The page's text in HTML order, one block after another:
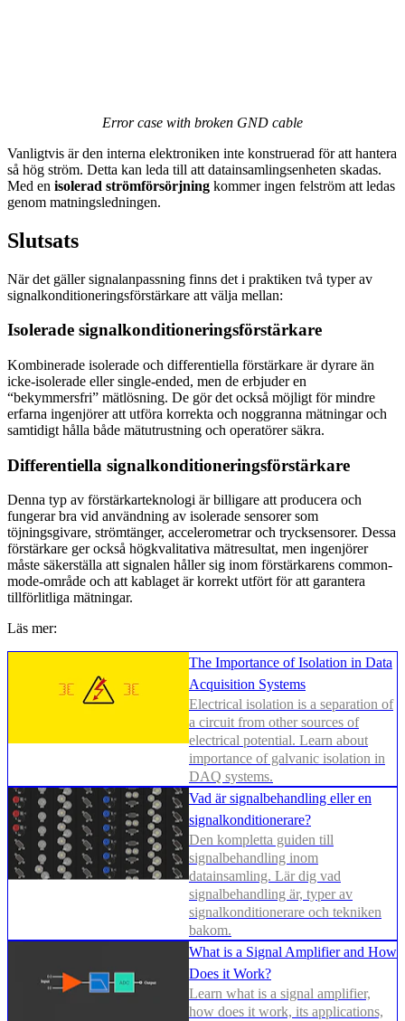
Error case with broken GND cable
Vanligtvis är den interna elektroniken inte konstruerad för att hantera
så hög ström. Detta kan leda till att datainsamlingsenheten skadas.
Med en isolerad strömförsörjning kommer ingen felström att ledas
genom matningsledningen.
Slutsats
När det gäller signalanpassning finns det i praktiken två typer av
signalkonditioneringsförstärkare att välja mellan:
Isolerade signalkonditioneringsförstärkare
Kombinerade isolerade och differentiella förstärkare är dyrare än
icke-isolerade eller single-ended, men de erbjuder en
“bekymmersfri” mätlösning. De gör det också möjligt för mindre
erfarna ingenjörer att utföra korrekta och noggranna mätningar och
samtidigt hålla både mätutrustning och operatörer säkra.
Differentiella signalkonditioneringsförstärkare
Denna typ av förstärkarteknologi är billigare att producera och
fungerar bra vid användning av isolerade sensorer som
töjningsgivare, strömtänger, accelerometrar och trycksensorer. Dessa
förstärkare ger också högkvalitativa mätresultat, men ingenjörer
måste säkerställa att signalen håller sig inom förstärkarens common-
mode-område och att kablaget är korrekt utfört för att garantera
tillförlitliga mätningar.
Läs mer:
The Importance of Isolation in Data
Acquisition Systems
Electrical isolation is a separation of
a circuit from other sources of
electrical potential. Learn about
importance of galvanic isolation in
DAQ systems.
Vad är signalbehandling eller en
signalkonditionerare?
Den kompletta guiden till
signalbehandling inom
datainsamling. Lär dig vad
signalbehandling är, typer av
signalkonditionerare och tekniken
bakom.
What is a Signal Amplifier and How
Does it Work?
Learn what is a signal amplifier,
how does it work, its applications,